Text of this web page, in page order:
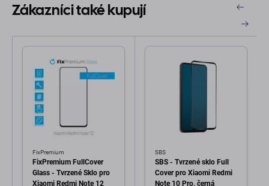
Zákazníci také kupují
FixPremium
FixPremium FullCover
Glass - Tvrzené Sklo pro
Xiaomi Redmi Note 12
SBS
SBS - Tvrzené sklo Full
Cover pro Xiaomi Redmi
Note 10 Pro, černá